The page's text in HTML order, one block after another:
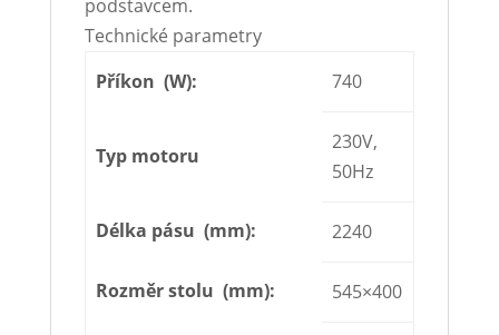
podstavcem.
Technické parametry
Příkon (W):
740
Typ motoru
230V,
50Hz
Délka pásu (mm): 2240
Rozměr stolu (mm): 545×400